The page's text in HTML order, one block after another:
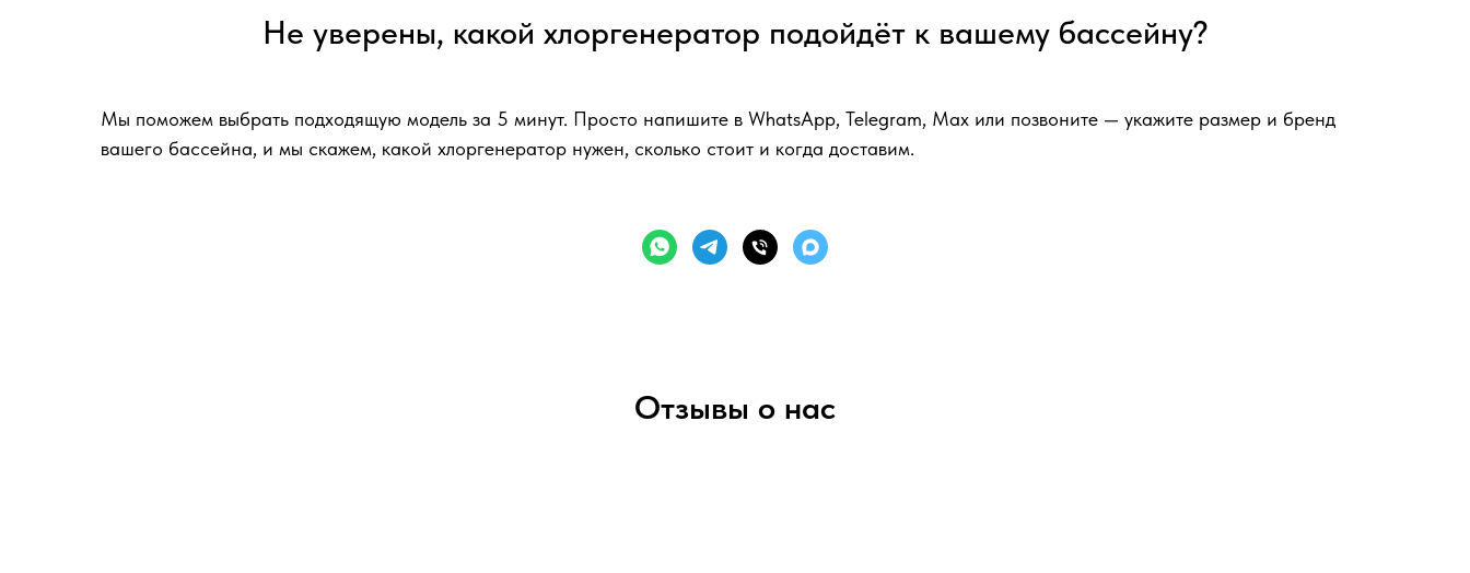
Не уверены, какой хлоргенератор подойдёт к вашему бассейну?
Мы поможем выбрать подходящую модель за 5 минут. Просто напишите в WhatsApp, Telegram, Max или позвоните — укажите размер и бренд
вашего бассейна, и мы скажем, какой хлоргенератор нужен, сколько стоит и когда доставим.
Отзывы о нас